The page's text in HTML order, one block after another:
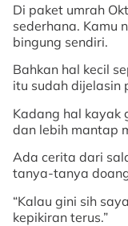
Di paket umrah
sederhana. Kamu
bingung sendiri.
Bahkan hal kecil
itu sudah dijelasin
Kadang hal kayak
dan lebih mantap
Ada cerita dari
tanya-tanya
“Kalau gini sih
kepikiran terus.”